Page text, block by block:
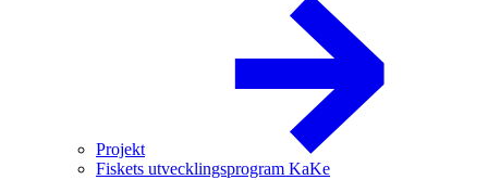
Projekt
Fiskets utvecklingsprogram KaKe